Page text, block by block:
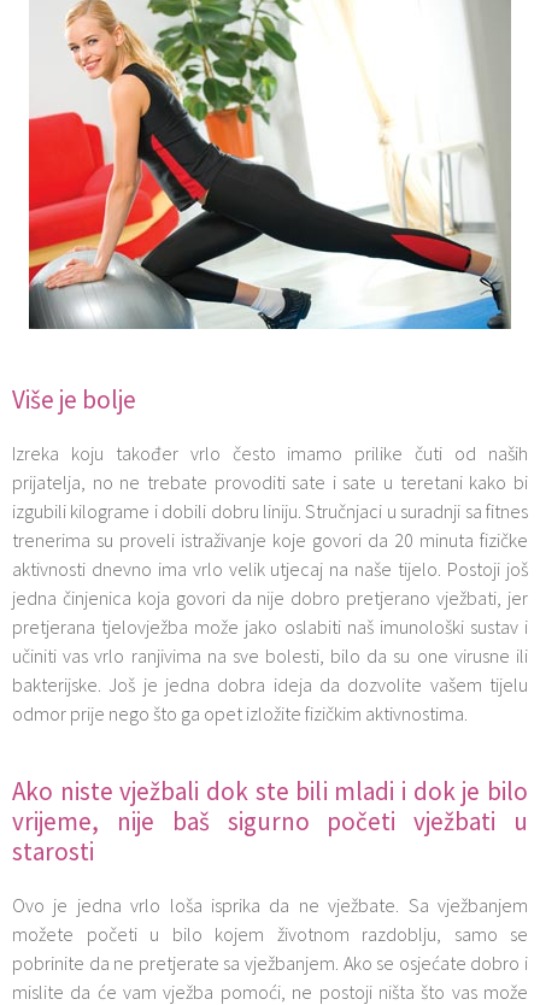
Više je bolje
Izreka koju također vrlo često imamo prilike čuti od naših
prijatelja, no ne trebate provoditi sate i sate u teretani kako bi
izgubili kilograme i dobili dobru liniju. Stručnjaci u suradnji sa fitnes
trenerima su proveli istraživanje koje govori da 20 minuta fizičke
aktivnosti dnevno ima vrlo velik utjecaj na naše tijelo. Postoji još
jedna činjenica koja govori da nije dobro pretjerano vježbati, jer
pretjerana tjelovježba može jako oslabiti naš imunološki sustav i
učiniti vas vrlo ranjivima na sve bolesti, bilo da su one virusne ili
bakterijske. Još je jedna dobra ideja da dozvolite vašem tijelu
odmor prije nego što ga opet izložite fizičkim aktivnostima.
Ako niste vježbali dok ste bili mladi i dok je bilo
vrijeme, nije baš sigurno početi vježbati u
starosti
Ovo je jedna vrlo loša isprika da ne vježbate. Sa vježbanjem
možete početi u bilo kojem životnom razdoblju, samo se
pobrinite da ne pretjerate sa vježbanjem. Ako se osjećate dobro i
mislite da će vam vježba pomoći, ne postoji ništa što vas može